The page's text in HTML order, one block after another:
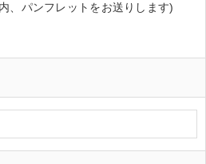
、パンフレットをお送りします)